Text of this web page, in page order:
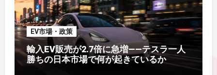
EV市場・政策
輸入EV販売が2.7倍に急増——テスラ一人
勝ちの日本市場で何が起きているか